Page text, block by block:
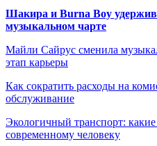
Шакира и Burna Boy
музыкальном чарте
Майли Сайрус сменила
этап карьеры
Как сократить расходы на
обслуживание
Экологичный транспорт:
современному человеку